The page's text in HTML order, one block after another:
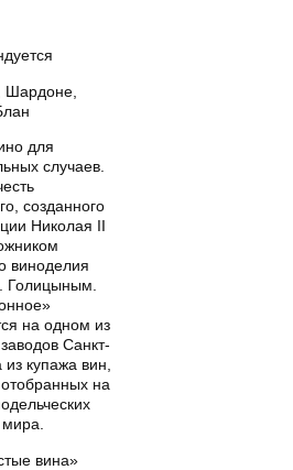
Шардоне,
для
случаев.
созданного
Николая II
виноделия
Голицыным.
на одном из
Санкт-
из купажа вин,
на
вина»